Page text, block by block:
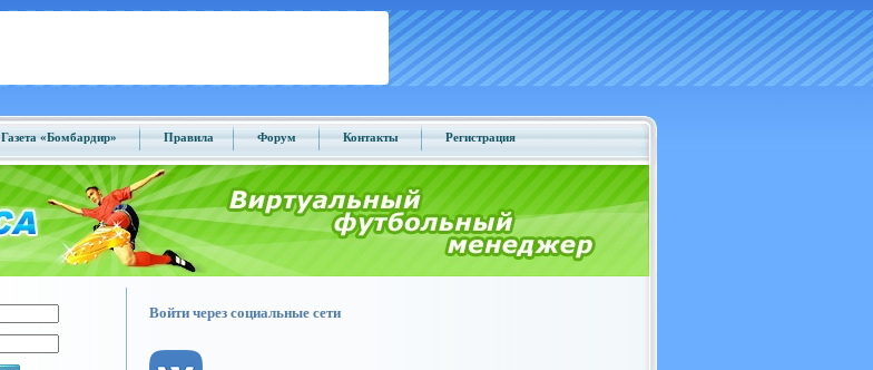
Газета «Бомбардир» Правила Форум Контакты Регистрация
Войти через социальные сети